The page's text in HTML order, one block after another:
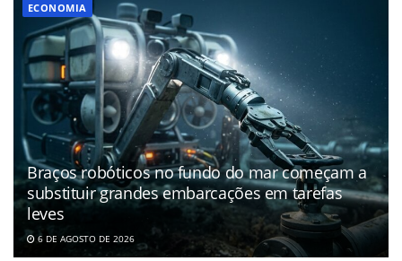
ECONOMIA
Braços robóticos no fundo do mar começam a
substituir grandes embarcações em tarefas
leves
6 DE AGOSTO DE 2026